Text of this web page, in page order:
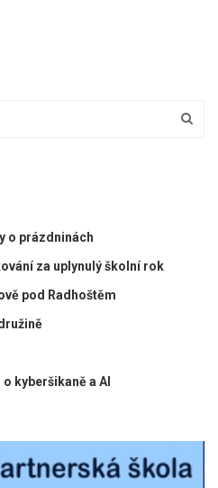
o prázdninách
za uplynulý školní rok
pod Radhoštěm
kyberšikaně a AI